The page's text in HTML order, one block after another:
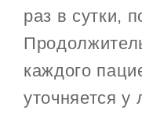
раз в сутки,
каждого
уточняется у